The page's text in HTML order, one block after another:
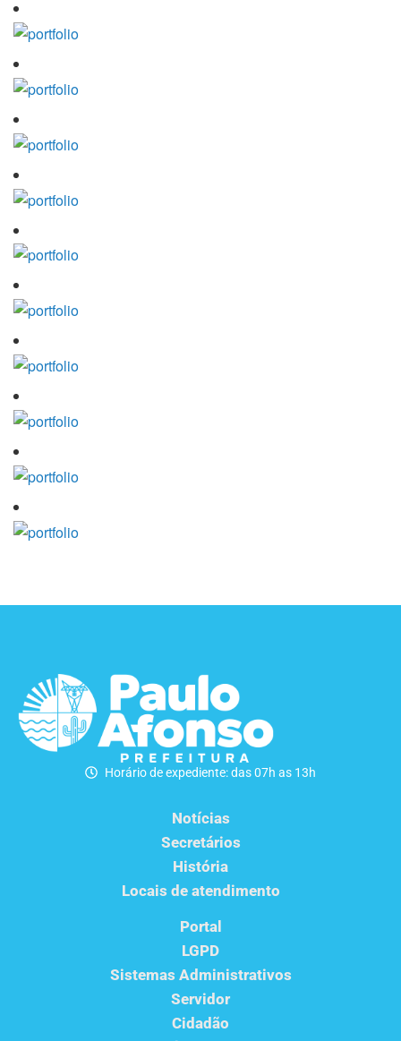
Horário de expediente: das 07h as 13h
Notícias
Secretários
História
Locais de atendimento
Portal
LGPD
Sistemas Administrativos
Servidor
Cidadão